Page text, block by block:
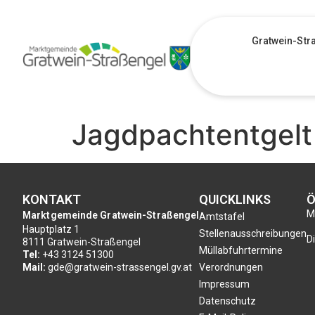
Gratwein-
Jagdpachtentgelt
KONTAKT
Marktgemeinde Gratwein-Straßengel
Hauptplatz 1
8111 Gratwein-Straßengel
Tel: +43 3124 51300
Mail: gde@gratwein-strassengel.gv.at
QUICKLINKS
Amtstafel
Stellenausschreibungen
Müllabfuhrtermine
Verordnungen
Impressum
Datenschutz